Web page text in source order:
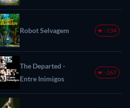
Robot Selvagem -134
The Departed -
Entre Inimigos
-267